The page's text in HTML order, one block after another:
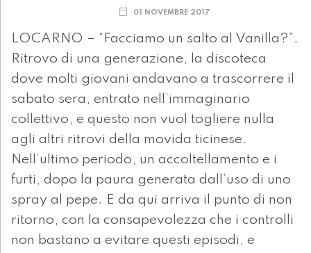
01 NOVEMBRE 2017
LOCARNO – “Facciamo un salto al Vanilla?”.
Ritrovo di una generazione, la discoteca
dove molti giovani andavano a trascorrere il
sabato sera, entrato nell’immaginario
collettivo, e questo non vuol togliere nulla
agli altri ritrovi della movida ticinese.
Nell’ultimo periodo, un accoltellamento e i
furti, dopo la paura generata dall’uso di uno
spray al pepe. E da qui arriva il punto di non
ritorno, con la consapevolezza che i controlli
non bastano a evitare questi episodi, e